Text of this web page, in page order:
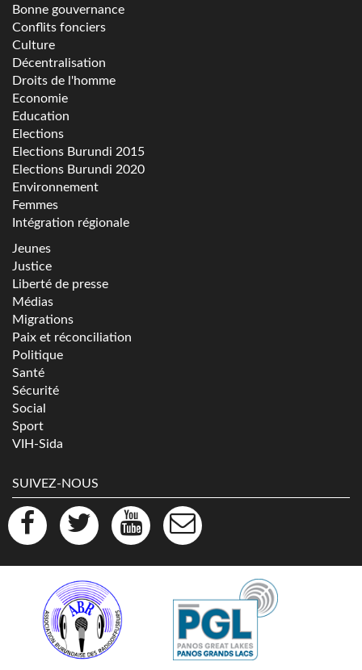
Bonne gouvernance
Conflits fonciers
Culture
Décentralisation
Droits de l'homme
Economie
Education
Elections
Elections Burundi 2015
Elections Burundi 2020
Environnement
Femmes
Intégration régionale
Jeunes
Justice
Liberté de presse
Médias
Migrations
Paix et réconciliation
Politique
Santé
Sécurité
Social
Sport
VIH-Sida
SUIVEZ-NOUS